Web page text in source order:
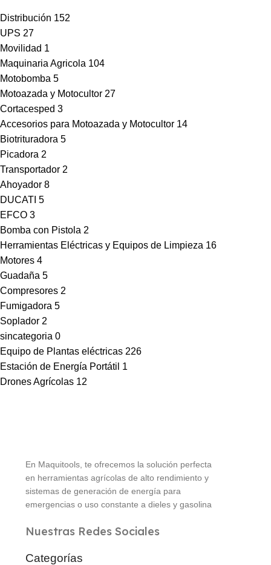
Distribución 152
UPS 27
Movilidad 1
Maquinaria Agricola 104
Motobomba 5
Motoazada y Motocultor 27
Cortacesped 3
Accesorios para Motoazada y Motocultor 14
Biotrituradora 5
Picadora 2
Transportador 2
Ahoyador 8
DUCATI 5
EFCO 3
Bomba con Pistola 2
Herramientas Eléctricas y Equipos de Limpieza 16
Motores 4
Guadaña 5
Compresores 2
Fumigadora 5
Soplador 2
sincategoria 0
Equipo de Plantas eléctricas 226
Estación de Energía Portátil 1
Drones Agrícolas 12
En Maquitools, te ofrecemos la solución perfecta
en herramientas agrícolas de alto rendimiento y
sistemas de generación de energía para
emergencias o uso constante a dieles y gasolina
Nuestras Redes Sociales
Categorías